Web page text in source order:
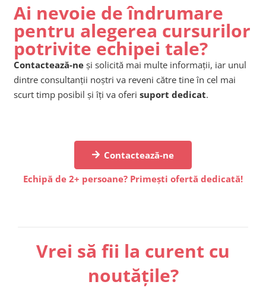
Ai nevoie de îndrumare
pentru alegerea cursurilor
potrivite echipei tale?
Contactează-ne și solicită mai multe informații, iar unul
dintre consultanții noștri va reveni către tine în cel mai
scurt timp posibil și îți va oferi suport dedicat.
Contactează-ne
Echipă de 2+ persoane? Primești ofertă dedicată!
Vrei să fii la curent cu
noutățile?